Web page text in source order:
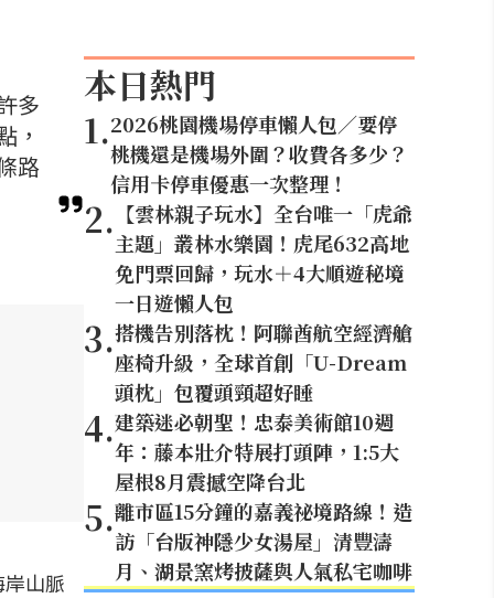
多
，
路
山脈
本日熱門
1.2026桃園機場停車懶人包／要停
桃機還是機場外圍？收費各多少？
信用卡停車優惠一次整理！
2. 【雲林親子玩水】全台唯一「虎爺
主題」叢林水樂園！虎尾632高地
免門票回歸，玩水＋4大順遊秘境
一日遊懶人包
3.搭機告別落枕！阿聯酋航空經濟艙
座椅升級，全球首創「U-Dream
頭枕」包覆頭頸超好睡
4.建築迷必朝聖！忠泰美術館10週
年：藤本壯介特展打頭陣，1:5大
屋根8月震撼空降台北
5.離市區15分鐘的嘉義祕境路線！造
訪「台版神隱少女湯屋」清豐濤
月、湖景窯烤披薩與人氣私宅咖啡